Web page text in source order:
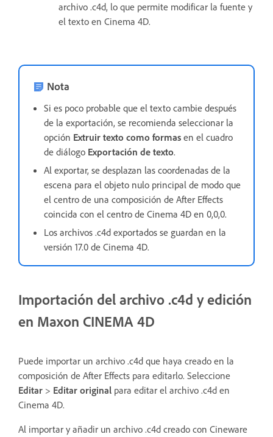
archivo .c4d, lo que permite modificar la fuente y
el texto en Cinema 4D.
Nota
Si es poco probable que el texto cambie después
de la exportación, se recomienda seleccionar la
opción Extruir texto como formas en el cuadro
de diálogo Exportación de texto.
Al exportar, se desplazan las coordenadas de la
escena para el objeto nulo principal de modo que
el centro de una composición de After Effects
coincida con el centro de Cinema 4D en 0,0,0.
Los archivos .c4d exportados se guardan en la
versión 17.0 de Cinema 4D.
Importación del archivo .c4d y edición
en Maxon CINEMA 4D
Puede importar un archivo .c4d que haya creado en la
composición de After Effects para editarlo. Seleccione
Editar > Editar original para editar el archivo .c4d en
Cinema 4D.
Al importar y añadir un archivo .c4d creado con Cineware